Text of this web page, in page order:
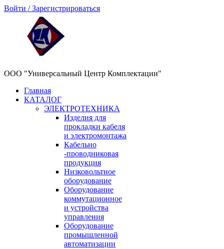
Войти / Зарегистрироваться
ООО "Универсальный Центр Комплектации"
Главная
КАТАЛОГ
ЭЛЕКТРОТЕХНИКА
Изделия для
прокладки кабеля
и электромонтажа
Кабельно
-проводниковая
продукция
Низковольтное
оборудование
Оборудование
коммутационное
и устройства
управления
Оборудование
промышленной
автоматизации